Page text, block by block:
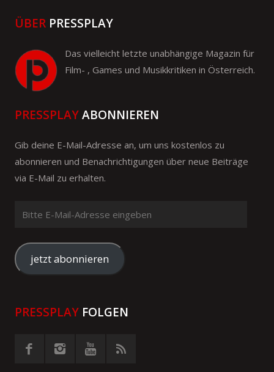
ÜBER PRESSPLAY
Das vielleicht letzte unabhängige Magazin für
Film- , Games und Musikkritiken in Österreich.
PRESSPLAYABONNIEREN
Gib deine E-Mail-Adresse an, um uns kostenlos zu
abonnieren und Benachrichtigungen über neue Beiträge
via E-Mail zu erhalten.
Mail-
Adresse
eingeben
jetzt abonnieren
PRESSPLAY FOLGEN